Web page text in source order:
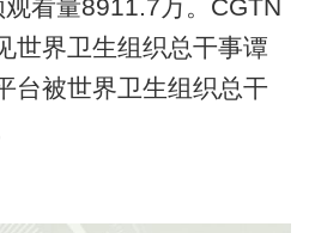
看量8911.7万。CGTN
世界卫生组织总干事谭
台被世界卫生组织总干